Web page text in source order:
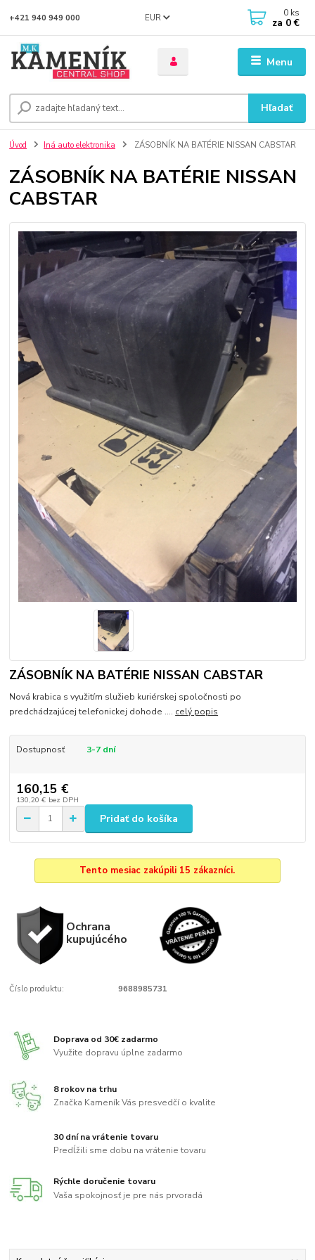
Menu
EUR
Hľadať
+421 940 949 000 0 ks
za 0 €
Úvod Iná auto elektronika ZÁSOBNÍK NA BATÉRIE NISSAN CABSTAR
ZÁSOBNÍK NA BATÉRIE NISSAN
CABSTAR
ZÁSOBNÍK NA BATÉRIE NISSAN CABSTAR
Nová krabica s využitím služieb kuriérskej spoločnosti po
predchádzajúcej telefonickej dohode .... celý popis
Dostupnosť 3-7 dní
160,15 €
130,20 € bez DPH
Pridať do košíka
Tento mesiac zakúpili 15 zákazníci.
Ochrana
kupujúcého
Číslo produktu: 9688985731
Doprava od 30€ zadarmo
Využite dopravu úplne zadarmo
8 rokov na trhu
Značka Kameník Vás presvedčí o kvalite
30 dní na vrátenie tovaru
Predĺžili sme dobu na vrátenie tovaru
Rýchle doručenie tovaru
Vaša spokojnosť je pre nás prvoradá